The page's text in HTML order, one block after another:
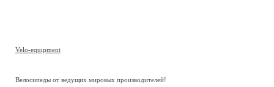
Velo-equipment
Велосипеды от ведущих мировых производителей!